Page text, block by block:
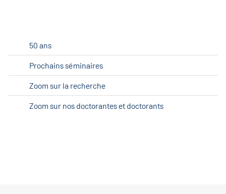
50 ans
Prochains séminaires
Zoom sur la recherche
Zoom sur nos doctorantes et doctorants